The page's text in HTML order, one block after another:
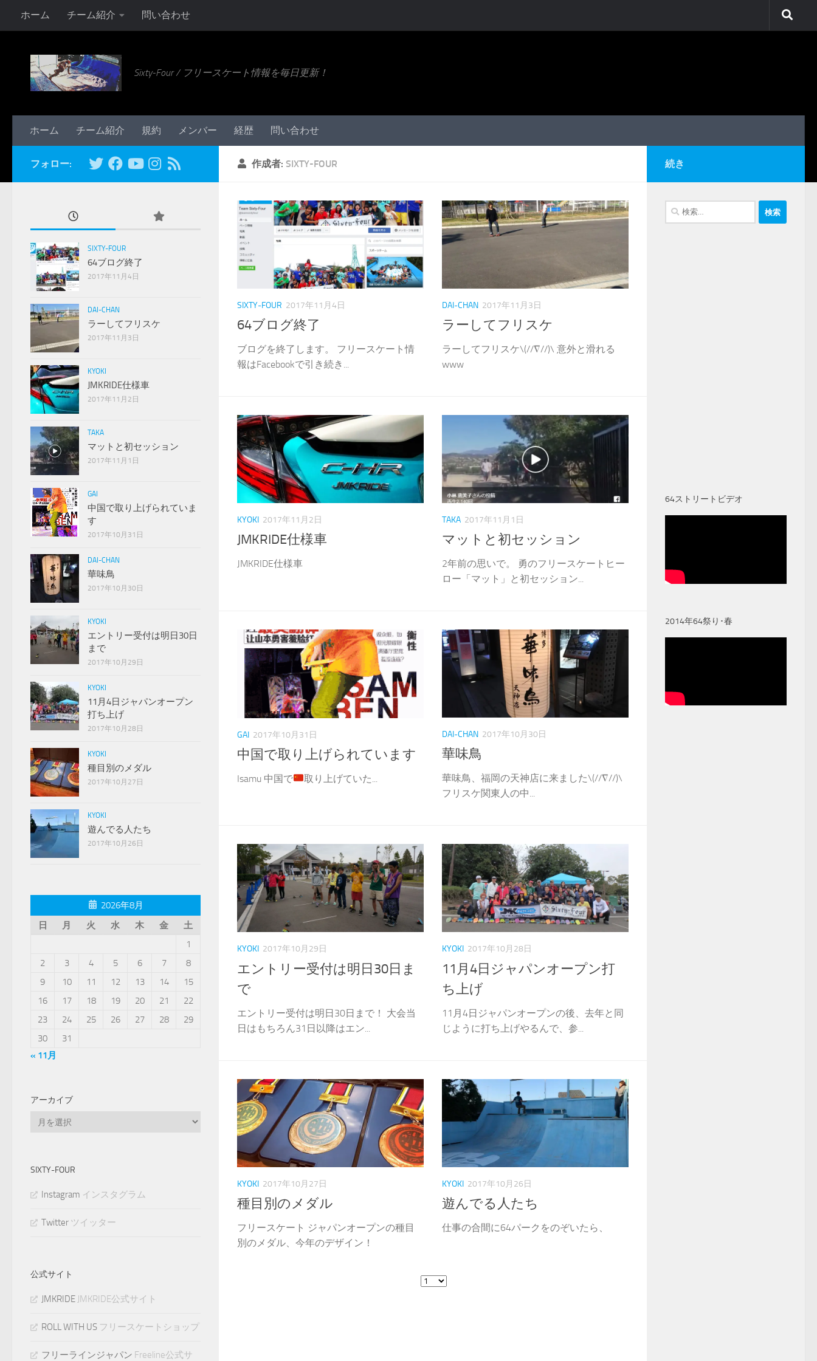
コンテンツへスキップ
ホーム チーム紹介 問い合わせ
Sixty-Four / フリースケート情報を毎日更新！
ホーム チーム紹介 規約 メンバー 経歴 問い合わせ
作成者: SIXTY-FOUR
SIXTY-FOUR 2017年11月4日
64ブログ終了
ブログを終了します。 フリースケート情
報はFacebookで引き続き...
DAI-CHAN 2017年11月3日
ラーしてフリスケ
ラーしてフリスケ\(//∇//)\ 意外と滑れる
www
KYOKI 2017年11月2日
JMKRIDE仕様車
JMKRIDE仕様車
TAKA 2017年11月1日
マットと初セッション
2年前の思いで。 勇のフリースケートヒー
ロー「マット」と初セッション...
GAI 2017年10月31日
中国で取り上げられています
Isamu 中国で 取り上げていた...
DAI-CHAN 2017年10月30日
華味鳥
華味鳥、福岡の天神店に来ました\(//∇//)\
フリスケ関東人の中...
KYOKI 2017年10月29日
エントリー受付は明日30日ま
で
エントリー受付は明日30日まで！ 大会当
日はもちろん31日以降はエン...
KYOKI 2017年10月28日
11月4日ジャパンオープン打
ち上げ
11月4日ジャパンオープンの後、去年と同
じように打ち上げやるんで、参...
KYOKI 2017年10月27日
種目別のメダル
フリースケート ジャパンオープンの種目
別のメダル、今年のデザイン！
KYOKI 2017年10月26日
遊んでる人たち
仕事の合間に64パークをのぞいたら、
フォロー:
SIXTY-FOUR
64ブログ終了
2017年11月4日
DAI-CHAN
ラーしてフリスケ
2017年11月3日
KYOKI
JMKRIDE仕様車
2017年11月2日
TAKA
マットと初セッション
2017年11月1日
GAI
中国で取り上げられていま
す
2017年10月31日
DAI-CHAN
華味鳥
2017年10月30日
KYOKI
エントリー受付は明日30日
まで
2017年10月29日
KYOKI
11月4日ジャパンオープン
打ち上げ
2017年10月28日
KYOKI
種目別のメダル
2017年10月27日
KYOKI
遊んでる人たち
2017年10月26日
2026年8月
日
月 火 水 木 金
土
1
2
3 4 5 6 7
8
9
10 11 12 13 14
15
16
17 18 19 20 21
22
23
24 25 26 27 28
29
30
31
« 11月
アーカイブ
ブ
SIXTY-FOUR
Instagram インスタグラム
Twitter ツイッター
公式サイト
JMKRIDE JMKRIDE公式サイト
ROLL WITH US フリースケートショップ
フリーラインジャパン Freeline公式サ
続き
検
索:
64ストリートビデオ
2014年64祭り･春